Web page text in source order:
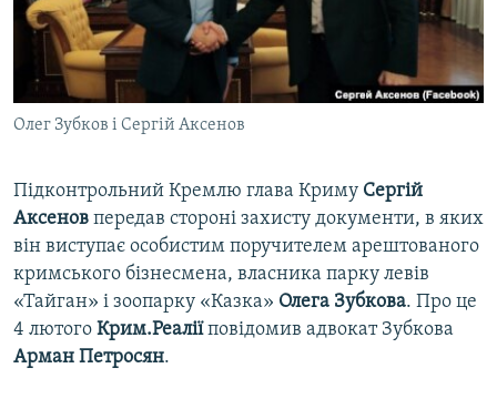
ВІДЕОУРОКИ «ELIFBE»
СВІДЧЕННЯ ОКУПАЦІЇ
УКРАЇНСЬКА ПРОБЛЕМА КРИМУ
ІНФОГРАФІКА
Русский
Qırımtatar
ДОЛУЧАЙСЯ!
Усі сайти RFE/RL
Олег Зубков і Сергій Аксенов
Підконтрольний Кремлю глава Криму Сергій
Аксенов передав стороні захисту документи, в яких
він виступає особистим поручителем арештованого
кримського бізнесмена, власника парку левів
«Тайган» і зоопарку «Казка» Олега Зубкова. Про це
4 лютого Крим.Реаліїповідомив адвокат Зубкова
Арман Петросян.